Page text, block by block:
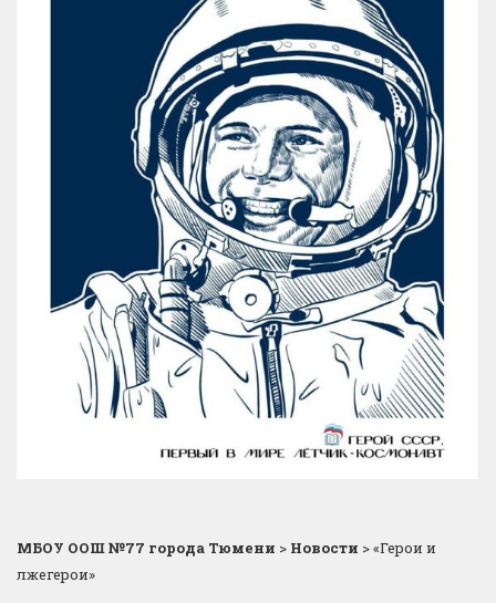
МБОУ ООШ №77 города Тюмени > Новости >«Герои и
лжегерои»